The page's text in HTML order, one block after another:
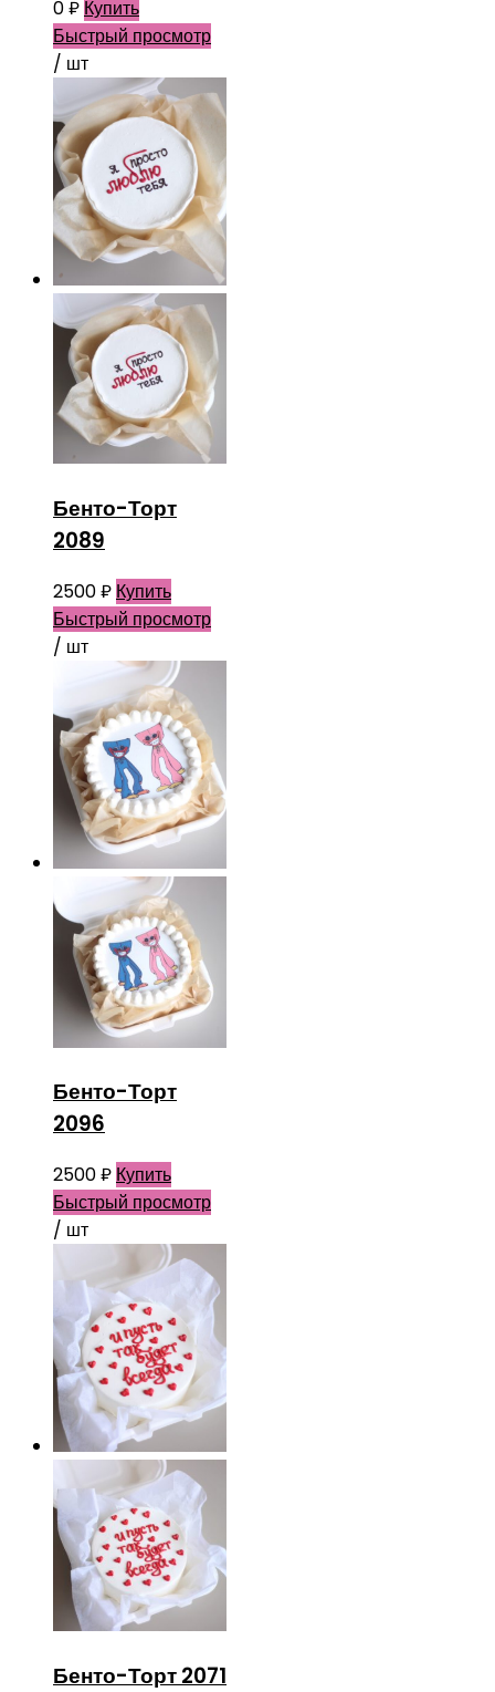
0₽ Купить
Быстрый просмотр
/ шт
Бенто-Торт
2089
2500₽ Купить
Быстрый просмотр
/ шт
Бенто-Торт
2096
2500₽ Купить
Быстрый просмотр
/ шт
Бенто-Торт 2071